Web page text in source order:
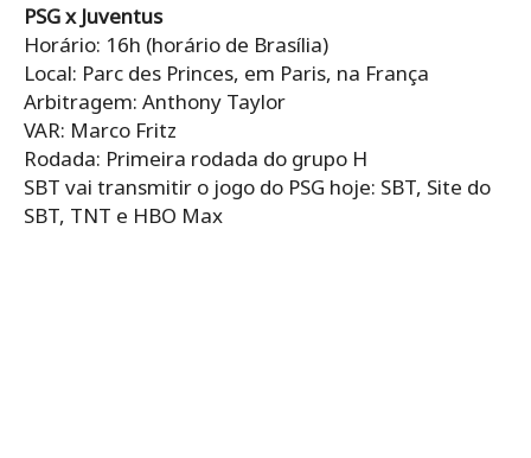
PSG x Juventus
Horário: 16h (horário de Brasília)
Local: Parc des Princes, em Paris, na França
Arbitragem: Anthony Taylor
VAR: Marco Fritz
Rodada: Primeira rodada do grupo H
SBT vai transmitir o jogo do PSG hoje: SBT, Site do
SBT, TNT e HBO Max